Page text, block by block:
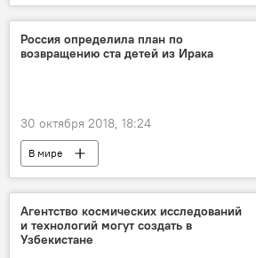
бассейн
Национальный Олимпийский комитет
Россия определила план по
возвращению ста детей из Ирака
30 октября 2018, 18:24
В мире
Агентство космических исследований
и технологий могут создать в
Узбекистане